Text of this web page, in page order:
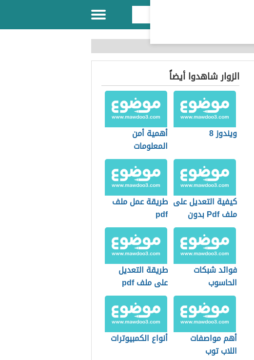
الزوار شاهدوا أيضاً
ويندوز 8
أهمية أمن
المعلومات
كيفية التعديل على
ملف Pdf بدون
برامج
طريقة عمل ملف
pdf
فوائد شبكات
الحاسوب
طريقة التعديل
على ملف pdf
أهم مواصفات
اللاب توب
أنواع الكمبيوترات